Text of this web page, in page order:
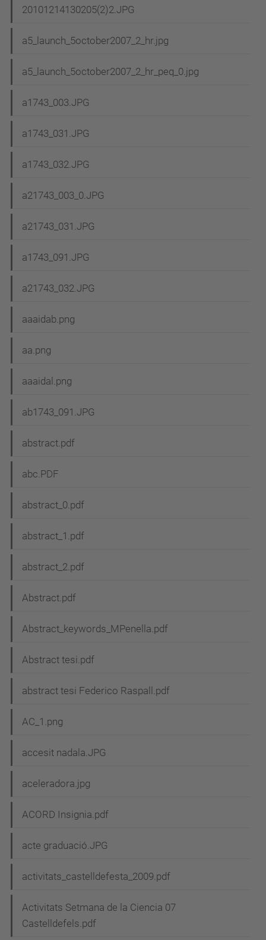
20101214130205(2)2.JPG
a5_launch_5october2007_2_hr.jpg
a5_launch_5october2007_2_hr_peq_0.jpg
a1743_003.JPG
a1743_031.JPG
a1743_032.JPG
a21743_003_0.JPG
a21743_031.JPG
a1743_091.JPG
a21743_032.JPG
aaaidab.png
aa.png
aaaidal.png
ab1743_091.JPG
abstract.pdf
abc.PDF
abstract_0.pdf
abstract_1.pdf
abstract_2.pdf
Abstract.pdf
Abstract_keywords_MPenella.pdf
Abstract tesi.pdf
abstract tesi Federico Raspall.pdf
AC_1.png
accesit nadala.JPG
aceleradora.jpg
ACORD Insignia.pdf
acte graduació.JPG
activitats_castelldefesta_2009.pdf
Activitats Setmana de la Ciencia 07
Castelldefels.pdf